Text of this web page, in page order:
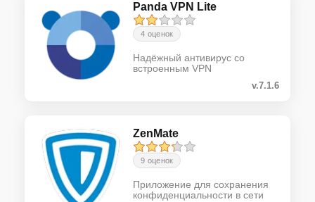
Panda VPN Lite
4 оценок
Надёжный антивирус со
встроенным VPN
v.7.1.6
ZenMate
9 оценок
Приложение для сохранения
конфиденциальности в сети